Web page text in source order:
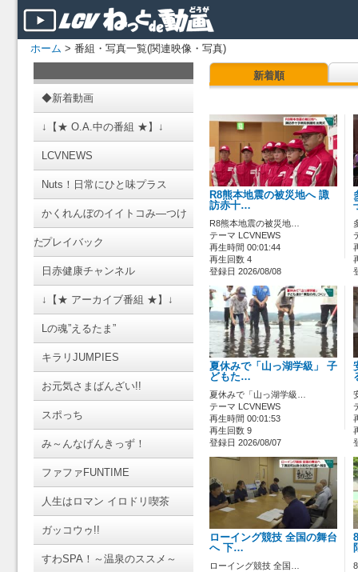
ホーム > 番組・写真一覧(関連映像・写真)
◆新着動画
↓【★ O.A.中の番組 ★】↓
LCVNEWS
Nuts！日常にひと味プラス
かくれんぼのイイトコみ―つけ
たプレイバック
日赤健康チャンネル
↓【★ アーカイブ番組 ★】↓
Lの魂”えるたま”
キラリJUMPIES
お元気さまばんざい!!
スポっち
み～んなげんきっず！
ファファFUNTIME
人生はロマン イロドリ喫茶
ガッコウゥ!!
すわSPA！～温泉のススメ～
新着順
R8熊本地震の被災地へ 諏
訪赤十…
R8熊本地震の被災地…
テーマ LCVNEWS
再生時間 00:01:44
再生回数 4
登録日 2026/08/08
夏休みで「山っ湖学級」 子
どもた…
夏休みで「山っ湖学級…
テーマ LCVNEWS
再生時間 00:01:53
再生回数 9
登録日 2026/08/07
ローイング競技 全国の舞台
へ 下…
ローイング競技 全国…